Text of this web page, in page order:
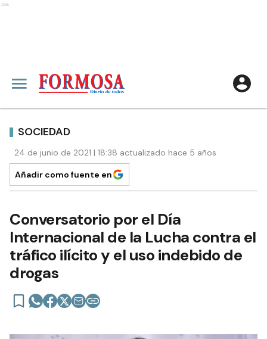
Ads
SOCIEDAD
24 de junio de 2021 | 18:38 actualizado hace 5 años
Añadir como fuente en
Conversatorio por el Día
Internacional de la Lucha contra el
tráfico ilícito y el uso indebido de
drogas